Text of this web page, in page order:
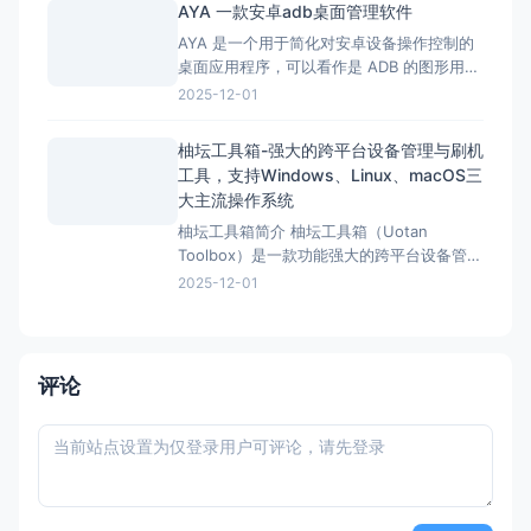
为什么选择《搞机工具箱》？ 免ROOT:
AYA 一款安卓adb桌面管理软件
AYA 是一个用于简化对安卓设备操作控制的
桌面应用程序，可以看作是 ADB 的图形用户
界面。 屏幕镜像 高清低延迟投屏，支持键鼠
查看上传下载文件。 应用管理 安装卸载应
用、清除数据、启停与 APK 导出一应俱全。
进程管理 实时查看
2025-12-01
柚坛工具箱-强大的跨平台设备管理与刷机
工具，支持Windows、Linux、macOS三
大主流操作系统
柚坛工具箱简介 柚坛工具箱（Uotan
Toolbox）是一款功能强大的跨平台设备管理
与刷机工具，专为Android、OpenHarmony
2025-12-01
评论